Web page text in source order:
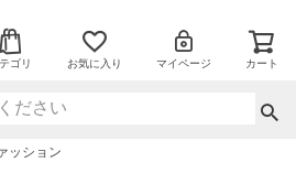
ゴリ お気に入り マイページ カート
ッション